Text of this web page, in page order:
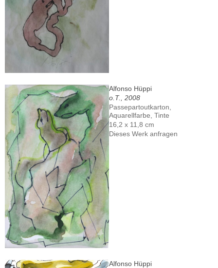
Alfonso Hüppi
o.T., 2008
Passepartoutkarton,
Aquarellfarbe, Tinte
16,2 x 11,8 cm
Dieses Werk anfragen
Alfonso Hüppi